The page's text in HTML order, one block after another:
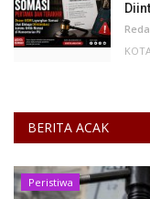
BERITA ACAK
Peristiwa